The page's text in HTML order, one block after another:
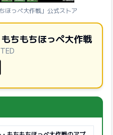
ほっペ大作戦」公式ストア
ちもちほっペ大作戦